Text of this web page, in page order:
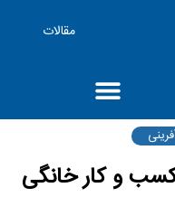
مقالات
و کار خانگی